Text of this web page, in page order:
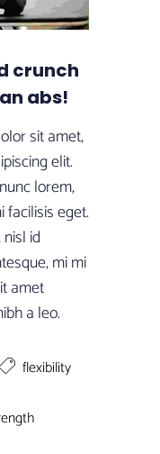
crunch
abs!
sit amet,
elit.
lorem,
facilisis eget.
id
mi mi
amet
a leo.
flexibility